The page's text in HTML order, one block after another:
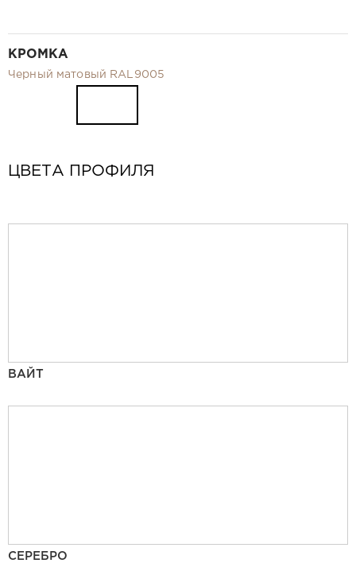
КРОМКА
Черный матовый RAL9005
ЦВЕТА ПРОФИЛЯ
ВАЙТ
СЕРЕБРО